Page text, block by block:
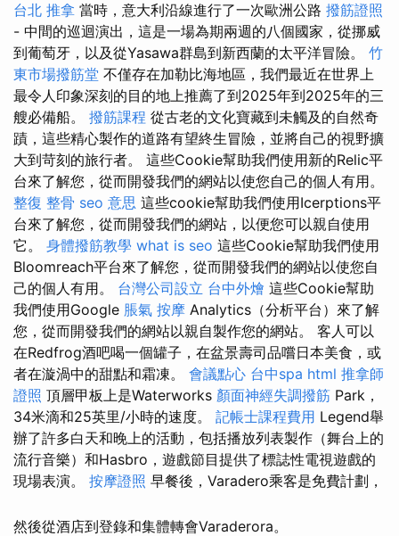
台北 推拿 當時，意大利沿線進行了一次歐洲公路 撥筋證照
- 中間的巡迴演出，這是一場為期兩週的八個國家，從挪威
到葡萄牙，以及從Yasawa群島到新西蘭的太平洋冒險。 竹
東市場撥筋堂 不僅存在加勒比海地區，我們最近在世界上
最令人印象深刻的目的地上推薦了到2025年到2025年的三
艘必備船。 撥筋課程 從古老的文化寶藏到未觸及的自然奇
蹟，這些精心製作的道路有望終生冒險，並將自己的視野擴
大到苛刻的旅行者。 這些Cookie幫助我們使用新的Relic平
台來了解您，從而開發我們的網站以使您自己的個人有用。
整復 整骨 seo 意思 這些cookie幫助我們使用Icerptions平
台來了解您，從而開發我們的網站，以便您可以親自使用
它。 身體撥筋教學 what is seo 這些Cookie幫助我們使用
Bloomreach平台來了解您，從而開發我們的網站以使您自
己的個人有用。 台灣公司設立 台中外燴 這些Cookie幫助
我們使用Google 脹氣 按摩 Analytics（分析平台）來了解
您，從而開發我們的網站以親自製作您的網站。 客人可以
在Redfrog酒吧喝一個罐子，在盆景壽司品嚐日本美食，或
者在漩渦中的甜點和霜凍。 會議點心 台中spa html 推拿師
證照 頂層甲板上是Waterworks 顏面神經失調撥筋 Park，
34米滴和25英里/小時的速度。 記帳士課程費用 Legend舉
辦了許多白天和晚上的活動，包括播放列表製作（舞台上的
流行音樂）和Hasbro，遊戲節目提供了標誌性電視遊戲的
現場表演。 按摩證照 早餐後，Varadero乘客是免費計劃，
然後從酒店到登錄和集體轉會Varaderora。